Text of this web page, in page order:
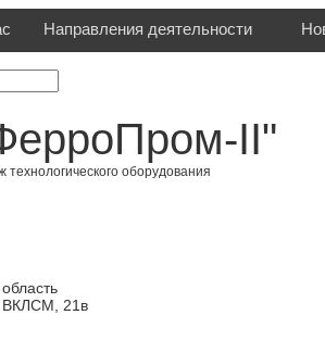
Направления деятельности
II"
технологического оборудования
ВКЛСМ, 21в